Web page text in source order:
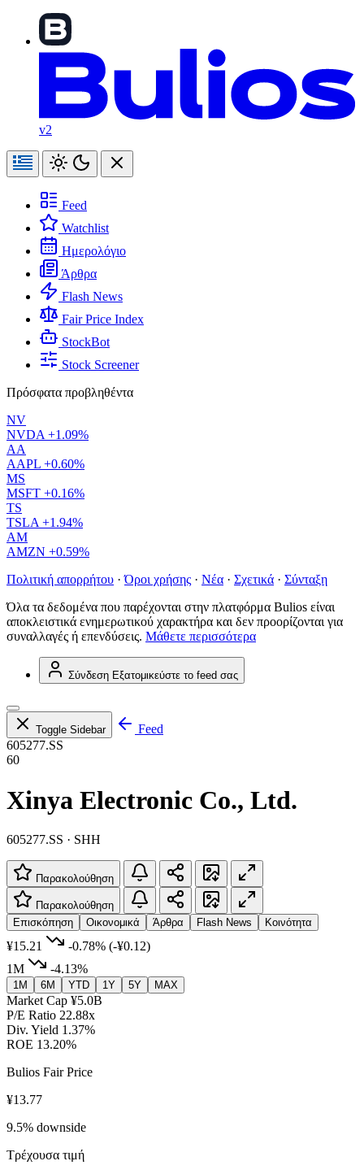
v2
Feed
Watchlist
Ημερολόγιο
Άρθρα
Flash News
Fair Price Index
StockBot
Stock Screener
Πρόσφατα προβληθέντα
NV
NVDA +1.09%
AA
AAPL +0.60%
MS
MSFT +0.16%
TS
TSLA +1.94%
AM
AMZN +0.59%
Πολιτική απορρήτου · Όροι χρήσης · Νέα · Σχετικά · Σύνταξη
Όλα τα δεδομένα που παρέχονται στην πλατφόρμα Bulios είναι
αποκλειστικά ενημερωτικού χαρακτήρα και δεν προορίζονται για
συναλλαγές ή επενδύσεις. Μάθετε περισσότερα
Σύνδεση Εξατομικεύστε το feed σας
Toggle Sidebar
Feed
605277.SS
60
Xinya Electronic Co., Ltd.
605277.SS · SHH
Παρακολούθηση
Παρακολούθηση
Επισκόπηση
Οικονομικά Άρθρα Flash News Κοινότητα
¥15.21 -0.78% (-¥0.12)
1M
-4.13%
1M 6M YTD 1Y 5Y MAX
Market Cap ¥5.0B
P/E Ratio 22.88x
Div. Yield 1.37%
ROE 13.20%
Bulios Fair Price
¥13.77
9.5% downside
Τρέχουσα τιμή